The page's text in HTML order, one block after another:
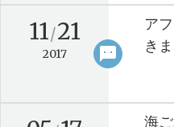
sms
11/21
2017
ア
き
keyboard_arrow_right
海